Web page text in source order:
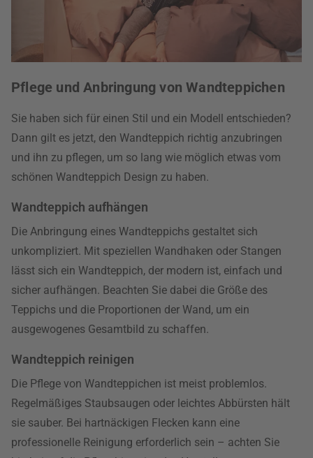
Pflege und Anbringung von Wandteppichen
Sie haben sich für einen Stil und ein Modell entschieden?
Dann gilt es jetzt, den Wandteppich richtig anzubringen
und ihn zu pflegen, um so lang wie möglich etwas vom
schönen Wandteppich Design zu haben.
Wandteppich aufhängen
Die Anbringung eines Wandteppichs gestaltet sich
unkompliziert. Mit speziellen Wandhaken oder Stangen
lässt sich ein Wandteppich, der modern ist, einfach und
sicher aufhängen. Beachten Sie dabei die Größe des
Teppichs und die Proportionen der Wand, um ein
ausgewogenes Gesamtbild zu schaffen.
Wandteppich reinigen
Die Pflege von Wandteppichen ist meist problemlos.
Regelmäßiges Staubsaugen oder leichtes Abbürsten hält
sie sauber. Bei hartnäckigen Flecken kann eine
professionelle Reinigung erforderlich sein – achten Sie